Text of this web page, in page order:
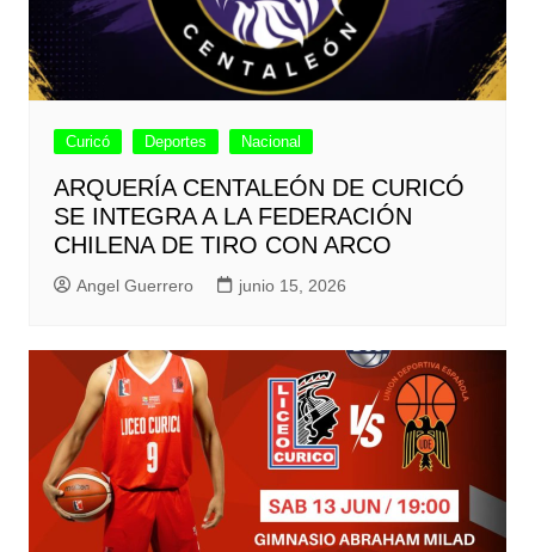
Curicó Deportes Nacional
ARQUERÍA CENTALEÓN DE CURICÓ
SE INTEGRA A LA FEDERACIÓN
CHILENA DE TIRO CON ARCO
Angel Guerrero junio 15, 2026